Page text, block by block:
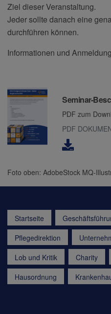
Ziel dieser Veranstaltung.
Jeder sollte danach eine
durchführen können.
Informationen und
Downloads Seminar-
PDF zum
PDF
Foto oben: AdobeStock MQ-
Startseite
Pflegedirektion
Lob und Kritik
Charity
Hausordnung